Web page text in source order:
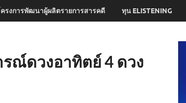
รงการพัฒนาผู้ผลิตรายการสารคดี ทุน ELISTENING
ณ์ดวงอาทิตย์ 4 ดวง